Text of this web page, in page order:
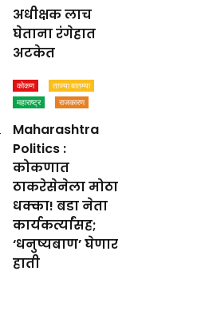
अधीक्षक लाच
घेताना रंगेहात
अटकेत
कोकण
ताज्या बातम्या
महाराष्ट्र
राजकारण
Maharashtra
Politics :
कोकणात
ठाकरेसेनेला मोठा
धक्का! बडा नेता
कार्यकर्त्यांसह;
‘धनुष्यबाण’ घेणार
हाती